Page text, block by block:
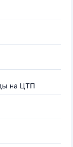
на ЦТП